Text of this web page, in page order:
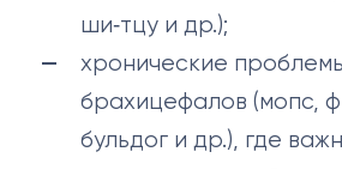
ши‑тцу и др.);
хронические
брахицефалов (мопс,
бульдог и др.), где